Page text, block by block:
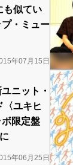
も似てい
・ミュー
年07月15日
ニット・
〈ユキヒ
限定盤
年06月25日